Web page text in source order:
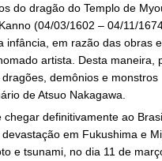
do dragão do Templo de
(04/03/1602 – 04/11/
infância, em razão das obras
artista. Desta maneira,
demônios e monstros
de Atsuo Nakagawa.
chegar definitivamente ao
em Fukushima e
e tsunami, no dia 11 de